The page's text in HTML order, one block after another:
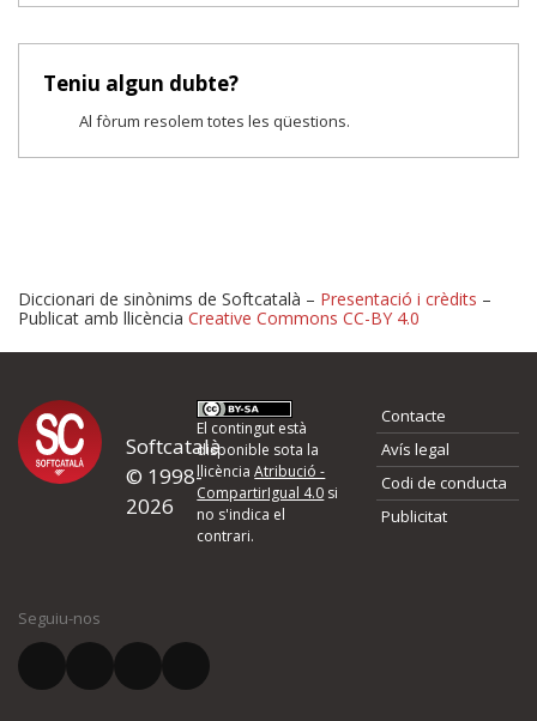
Teniu algun dubte?
Al fòrum resolem totes les qüestions.
Proposeu-nos millores o
d'errors
Si heu trobat un error o voleu proposar alguna millora, ompliu els
quina és la millora que proposeu o l'error del qual voleu informar-
El vostre correu electrònic *
Diccionari de sinònims de Softcatalà – Presentació i crèdits –
Publicat amb llicència Creative Commons CC-BY 4.0
Softcatalà
© 1998-
2026
El contingut està
disponible sota la
llicènciaAtribució -
CompartirIgual 4.0 si
no s'indica el
contrari.
Contacte
Avís legal
Codi de conducta
Publicitat
Seguiu-nos